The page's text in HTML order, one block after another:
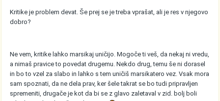
Kritike je problem devat. Še prej se je treba vprašat, ali je res v njegovo
dobro?
Ne vem, kritike lahko marsikaj uničijo. Mogoče ti veš, da nekaj ni vredu,
a nimaš pravice to povedat drugemu. Nekdo drug, temu še ni dorasel
in bo to vzel za slabo in lahko s tem uničiš marsikatero vez. Vsak mora
sam spoznati, da ne dela prav, ker šele takrat se bo tudi pripravljen
spremeniti, drugače je kot da bi se z glavo zaletaval v zid. bolj boli